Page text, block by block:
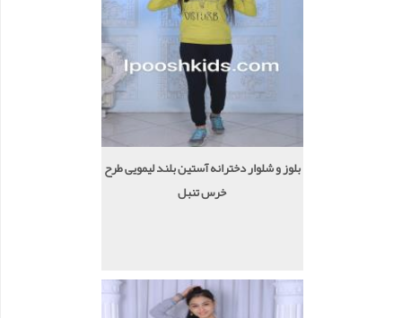
بلوز و شلوار دخترانه آستین بلند لیمویی طرح
خرس تنبل